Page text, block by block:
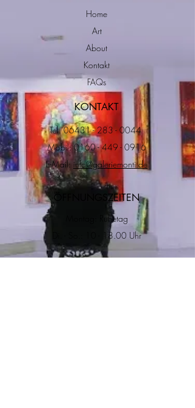
Home
Art
About
Kontakt
FAQs
KONTAKT
Tel.06431 - 283 - 0044
Mobil:0160 - 449 - 0916
E-Mail: info@galeriemonti.de
ÖFFNUNGSZEITEN
ADRESSE
Montag: Ruhetag
Di. - So.: 10 - 18.00 Uhr